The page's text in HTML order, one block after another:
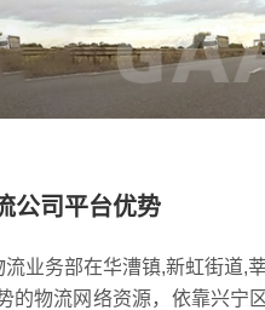
公司平台优势
业务部在华漕镇,新虹街道,
的物流网络资源，依靠兴宁